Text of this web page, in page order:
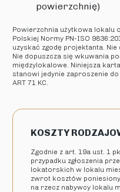
powierzchnię)
Powierzchnia użytkowa lokalu
Polskiej Normy PN-ISO
uzyskać zgodę projektanta.
Nie dopuszcza się wkuwania
międzylokalowe. Niniejsza
stanowi jedynie zaproszenie
ART 71 KC.
KOSZTY
Zgodnie z art. 19a ust. 1
przypadku zgłoszenia
lokatorskich w lokalu
zwrot kosztów
na rzecz nabywcy lokalu